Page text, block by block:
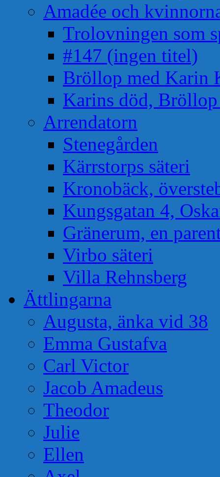
Amadée och
Trolovningen som
#147 (ingen titel)
Bröllop med Karin
Karins död,
Arrendatorn
Stenegården
Kärrstorps säteri
Kronobäck,
Kungsgatan 4,
Gränerum, en
Virbo säteri
Villa Rehnsberg
Ättlingarna
Augusta, änka vid 38
Emma Gustafva
Carl Victor
Jacob Amadeus
Theodor
Julie
Ellen